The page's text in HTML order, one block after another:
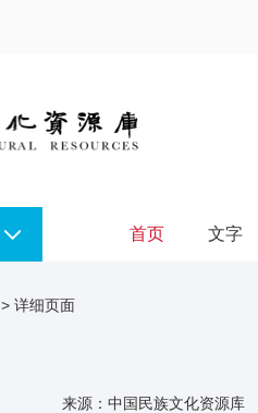
首页 文字
> 详细页面
来源：中国民族文化资源库